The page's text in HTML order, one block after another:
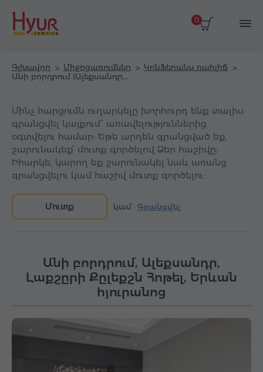
0
Գլխավոր Միջոցառումներ
Կոնֆերանս դահլիճ
Մինչ հարցումն ուղարկելը խորհուրդ ենք տալիս
գրանցվել կայքում՝ առավելություններից
օգտվելու համար: Եթե արդեն գրանցված եք,
շարունակեք՝ մուտք գործելով Ձեր հաշիվը:
Իհարկե, կարող եք շարունակել նաև առանց
գրանցվելու կամ հաշիվ մուտք գործելու:
Մուտք կամ Գրանցվել
Անի բորդրում, Ալեքսանդր,
Լաքշըրի Քըլեքշն Հոթել, Երևան
հյուրանոց